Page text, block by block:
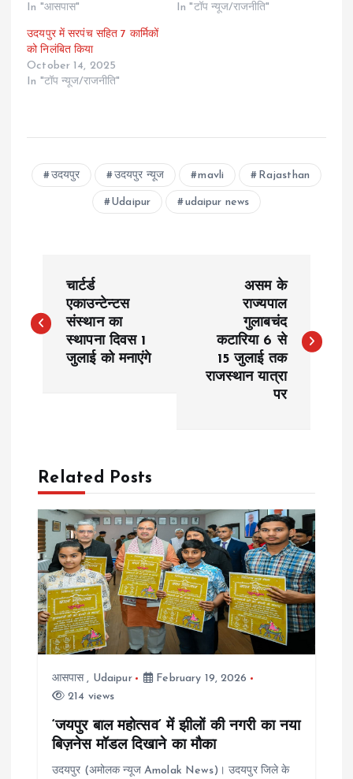
In "आसपास"
In "टॉप न्यूज/राजनीति"
उदयपुर में सरपंच सहित 7 कार्मिकों
को निलंबित किया
October 14, 2025
In "टॉप न्यूज/राजनीति"
उदयपुर उदयपुर न्यूज mavli Rajasthan
Udaipur udaipur news
o
a
v
g
a
t
चार्टर्ड
एकाउन्टेन्टस
संस्थान का
स्थापना दिवस 1
जुलाई को मनाएंगे
असम के
राज्यपाल
गुलाबचंद
कटारिया 6 से
15 जुलाई तक
राजस्थान यात्रा
पर
Related Posts
आसपास, Udaipur
February 19, 2026
214 views
‘जयपुर बाल महोत्सव’ में झीलों की नगरी का नया
बिज़नेस मॉडल दिखाने का मौका
उदयपुर (अमोलक न्यूज Amolak News)। उदयपुर जिले के